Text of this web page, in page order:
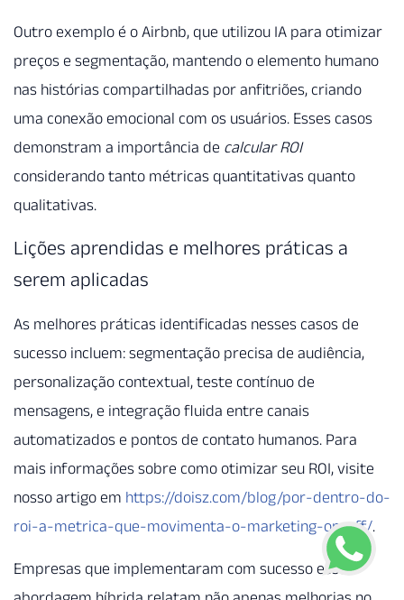
Outro exemplo é o Airbnb, que utilizou IA para otimizar
preços e segmentação, mantendo o elemento humano
nas histórias compartilhadas por anfitriões, criando
uma conexão emocional com os usuários. Esses casos
demonstram a importância de calcular ROI
considerando tanto métricas quantitativas quanto
qualitativas.
Lições aprendidas e melhores práticas a
serem aplicadas
As melhores práticas identificadas nesses casos de
sucesso incluem: segmentação precisa de audiência,
personalização contextual, teste contínuo de
mensagens, e integração fluida entre canais
automatizados e pontos de contato humanos. Para
mais informações sobre como otimizar seu ROI, visite
nosso artigo em https://doisz.com/blog/por-dentro-do-
roi-a-metrica-que-movimenta-o-marketing-on-off/.
Empresas que implementaram com sucesso essa